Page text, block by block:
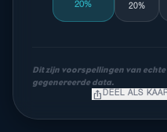
20% 20%
Dit zijn voorspellingen van
gegenereerde data.
ios_share DEEL ALS